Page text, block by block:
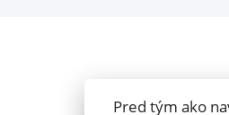
Pred tým ako